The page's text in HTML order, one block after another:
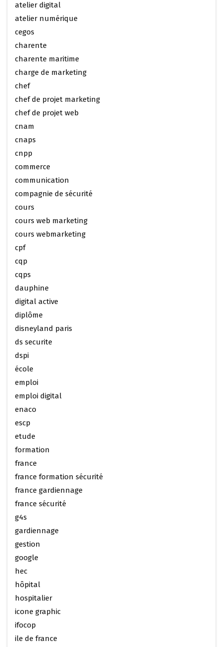
atelier digital
atelier numérique
cegos
charente
charente maritime
charge de marketing
chef
chef de projet marketing
chef de projet web
cnam
cnaps
cnpp
commerce
communication
compagnie de sécurité
cours
cours web marketing
cours webmarketing
cpf
cqp
cqps
dauphine
digital active
diplôme
disneyland paris
ds securite
dspi
école
emploi
emploi digital
enaco
escp
etude
formation
france
france formation sécurité
france gardiennage
france sécurité
g4s
gardiennage
gestion
google
hec
hôpital
hospitalier
icone graphic
ifocop
ile de france